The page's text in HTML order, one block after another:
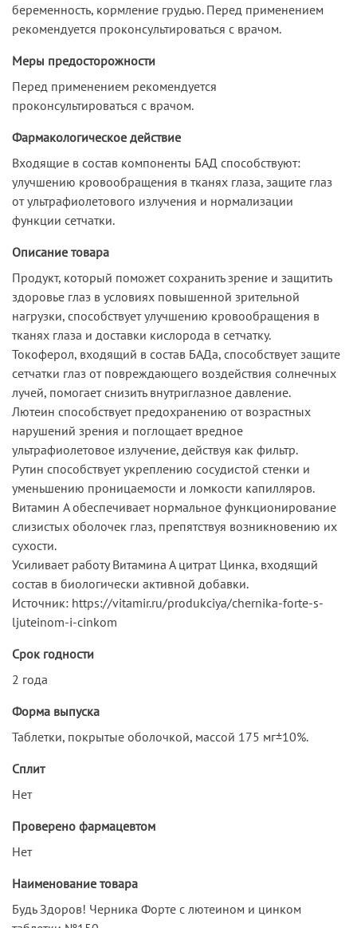
беременность, кормление грудью. Перед применением
рекомендуется проконсультироваться с врачом.
Меры предосторожности
Перед применением рекомендуется
проконсультироваться с врачом.
Фармакологическое действие
Входящие в состав компоненты БАД способствуют:
улучшению кровообращения в тканях глаза, защите глаз
от ультрафиолетового излучения и нормализации
функции сетчатки.
Описание товара
Продукт, который поможет сохранить зрение и защитить
здоровье глаз в условиях повышенной зрительной
нагрузки, способствует улучшению кровообращения в
тканях глаза и доставки кислорода в сетчатку.
Токоферол, входящий в состав БАДа, способствует защите
сетчатки глаз от повреждающего воздействия солнечных
лучей, помогает снизить внутриглазное давление.
Лютеин способствует предохранению от возрастных
нарушений зрения и поглощает вредное
ультрафиолетовое излучение, действуя как фильтр.
Рутин способствует укреплению сосудистой стенки и
уменьшению проницаемости и ломкости капилляров.
Витамин A обеспечивает нормальное функционирование
слизистых оболочек глаз, препятствуя возникновению их
сухости.
Усиливает работу Витамина А цитрат Цинка, входящий
состав в биологически активной добавки.
Источник: https://vitamir.ru/produkciya/chernika-forte-s-
ljuteinom-i-cinkom
Срок годности
2 года
Форма выпуска
Таблетки, покрытые оболочкой, массой 175 мг±10%.
Сплит
Нет
Проверено фармацевтом
Нет
Наименование товара
Будь Здоров! Черника Форте с лютеином и цинком